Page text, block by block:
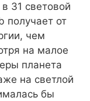
31 световой
получает от
чем
на малое
планета
на светлой
бы